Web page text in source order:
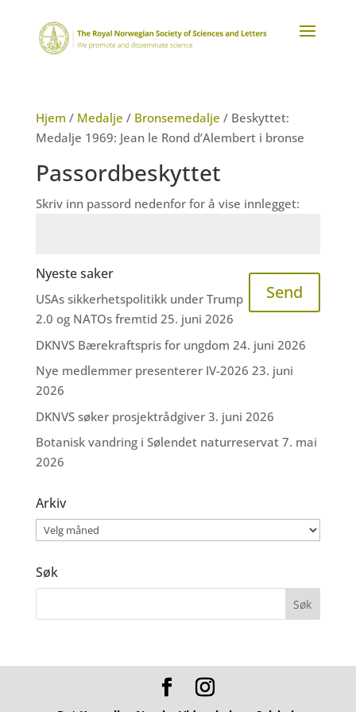
Hjem / Medalje / Bronsemedalje / Beskyttet:
Medalje 1969: Jean le Rond d’Alembert i bronse
Passordbeskyttet
Skriv inn passord nedenfor for å vise innlegget:
Send
Nyeste saker
USAs sikkerhetspolitikk under Trump
2.0 og NATOs fremtid 25. juni 2026
DKNVS Bærekraftspris for ungdom 24. juni 2026
Nye medlemmer presenterer IV-2026 23. juni
2026
DKNVS søker prosjektrådgiver 3. juni 2026
Botanisk vandring i Sølendet naturreservat 7. mai
2026
Arkiv
Arkiv
Søk